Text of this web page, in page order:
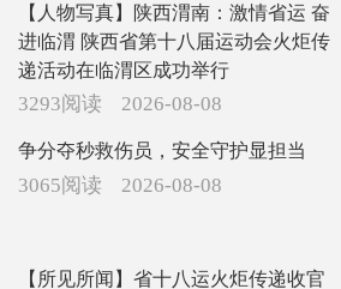
【人物写真】陕西渭南：激情省运 奋
进临渭 陕西省第十八届运动会火炬传
递活动在临渭区成功举行
3293阅读 2026-08-08
争分夺秒救伤员，安全守护显担当
3065阅读 2026-08-08
【所见所闻】省十八运火炬传递收官